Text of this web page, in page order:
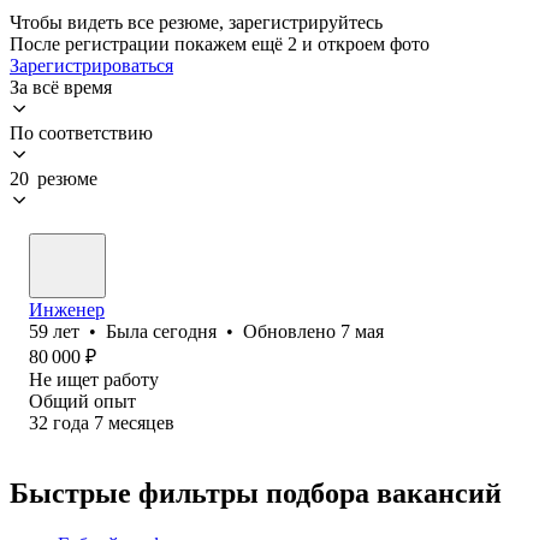
Чтобы видеть все резюме, зарегистрируйтесь
После регистрации покажем ещё 2 и откроем фото
Зарегистрироваться
За всё время
По соответствию
20 резюме
Инженер
59 лет • Была сегодня • Обновлено 7 мая
80 000 ₽
Не ищет работу
Общий опыт
32 года 7 месяцев
Быстрые фильтры подбора вакансий